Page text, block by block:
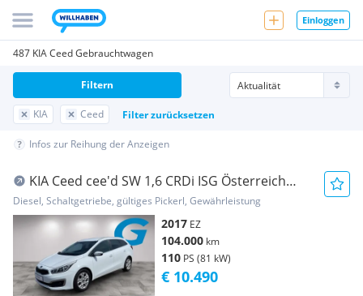
Einloggen
487 KIA Ceed Gebrauchtwagen
KIA Ceed Filter zurücksetzen
Filtern
Infos zur Reihung der Anzeigen
KIA Ceed cee'd SW 1,6 CRDi ISG Österreich
Edition
Diesel, Schaltgetriebe, gültiges Pickerl, Gewährleistung
2017 EZ
104.000 km
110 PS (81 kW)
€ 10.490